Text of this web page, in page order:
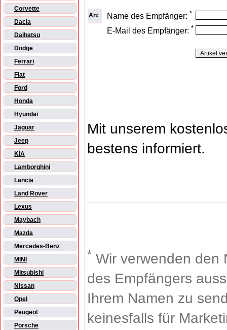
Corvette
Dacia
Daihatsu
Dodge
Ferrari
Fiat
Ford
Honda
Hyundai
Jaguar
Jeep
KIA
Lamborghini
Lancia
Land Rover
Lexus
Maybach
Mazda
Mercedes-Benz
MINI
Mitsubishi
Nissan
Opel
Peugeot
Porsche
An: Name des Empfänger: *
E-Mail des Empfänger: *
Mit unserem
bestens informiert.
* Wir verwenden den
des Empfängers
Ihrem Namen zu
keinesfalls für